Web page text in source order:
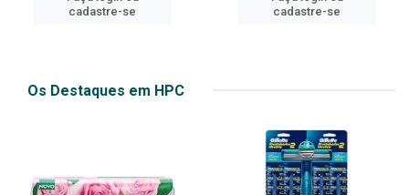
cadastre-se
cadastre-se
Os Destaques em HPC